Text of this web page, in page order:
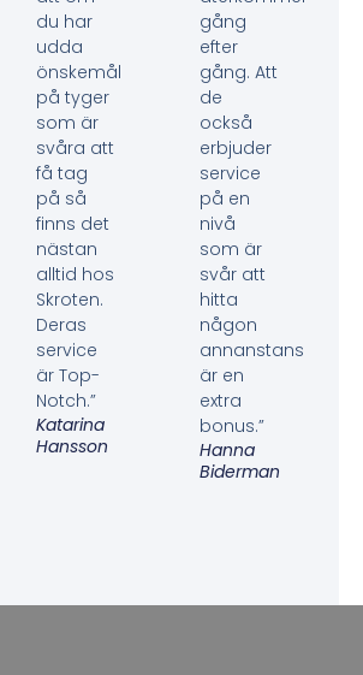
du har
udda
önskemål
på tyger
som är
svåra att
få tag
på så
finns det
nästan
alltid hos
Skroten.
Deras
service
är Top-
Notch.”
Katarina
Hansson
gång
efter
gång. Att
de
också
erbjuder
service
på en
nivå
som är
svår att
hitta
någon
annanstans
är en
extra
bonus.”
Hanna
Biderman